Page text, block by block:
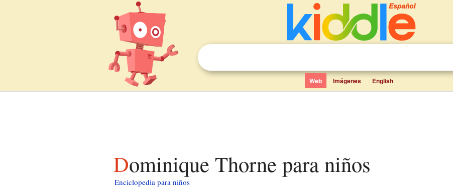
Web Imágenes English
Dominique Thorne para niños
Enciclopedia para niños